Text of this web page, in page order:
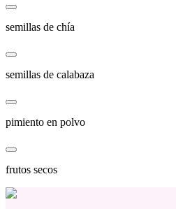
semillas de chía
semillas de calabaza
pimiento en polvo
frutos secos